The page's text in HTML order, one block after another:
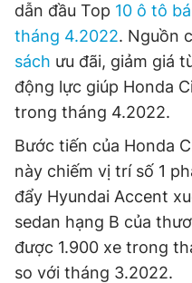
dẫn đầu Top 10 ô tô
tháng 4.2022. Nguồn
sách ưu đãi, giảm giá
động lực giúp Honda
trong tháng 4.2022.
Bước tiến của Honda
này chiếm vị trí số 1
đẩy Hyundai Accent
sedan hạng B của
được 1.900 xe trong
so với tháng 3.2022.